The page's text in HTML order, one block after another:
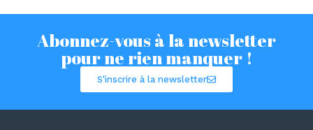
Abonnez-vous à la newsletter
pour ne rien manquer !
S'inscrire à la newsletter